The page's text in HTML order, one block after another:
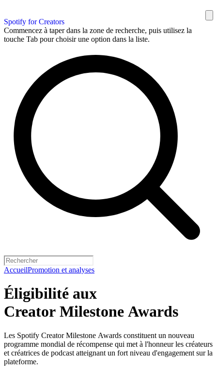
Spotify for Creators
Commencez à taper dans la zone de recherche, puis utilisez la
touche Tab pour choisir une option dans la liste.
AccueilPromotion et analyses
Éligibilité aux
Creator Milestone Awards
Les Spotify Creator Milestone Awards constituent un nouveau
programme mondial de récompense qui met à l'honneur les créateurs
et créatrices de podcast atteignant un fort niveau d'engagement sur la
plateforme.